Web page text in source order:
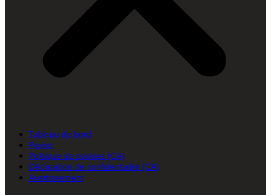
Tableau de bord
Panier
Politique de cookies (CA)
Déclaration de confidentialité (CA)
Avertissement